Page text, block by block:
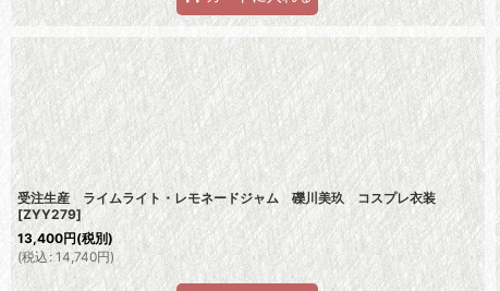
受注生産 ライムライト・レモネードジャム 礫川美玖 コスプレ衣装
[ZYY279]
13,400円(税別)
(税込 : 14,740円)